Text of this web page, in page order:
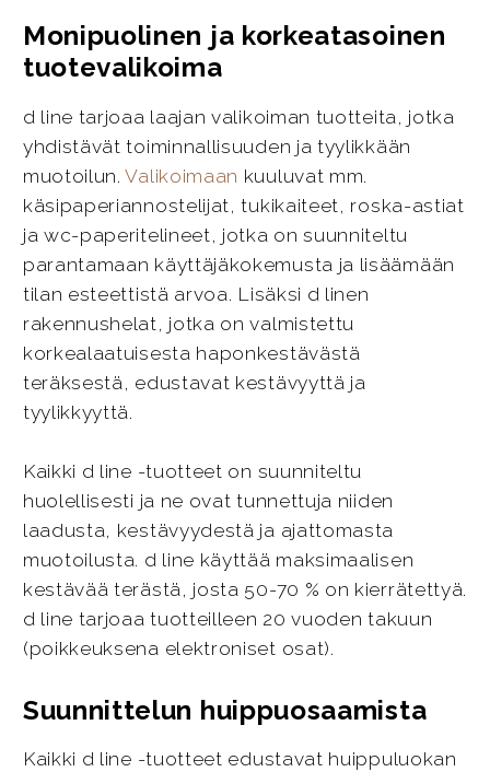
Monipuolinen ja korkeatasoinen
tuotevalikoima
d line tarjoaa laajan valikoiman tuotteita, jotka
yhdistävät toiminnallisuuden ja tyylikkään
muotoilun.Valikoimaan kuuluvat mm.
käsipaperiannostelijat, tukikaiteet, roska-astiat
ja wc-paperitelineet, jotka on suunniteltu
parantamaan käyttäjäkokemusta ja lisäämään
tilan esteettistä arvoa. Lisäksi d linen
rakennushelat, jotka on valmistettu
korkealaatuisesta haponkestävästä
teräksestä, edustavat kestävyyttä ja
tyylikkyyttä.
Kaikki d line -tuotteet on suunniteltu
huolellisesti ja ne ovat tunnettuja niiden
laadusta, kestävyydestä ja ajattomasta
muotoilusta. d line käyttää maksimaalisen
kestävää terästä, josta 50-70 % on kierrätettyä.
d line tarjoaa tuotteilleen 20 vuoden takuun
(poikkeuksena elektroniset osat).
Suunnittelun huippuosaamista
Kaikki d line -tuotteet edustavat huippuluokan